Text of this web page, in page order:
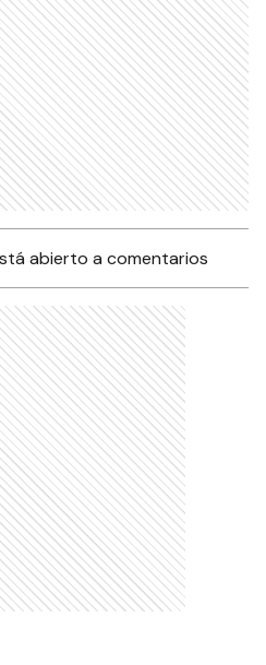
abierto a comentarios